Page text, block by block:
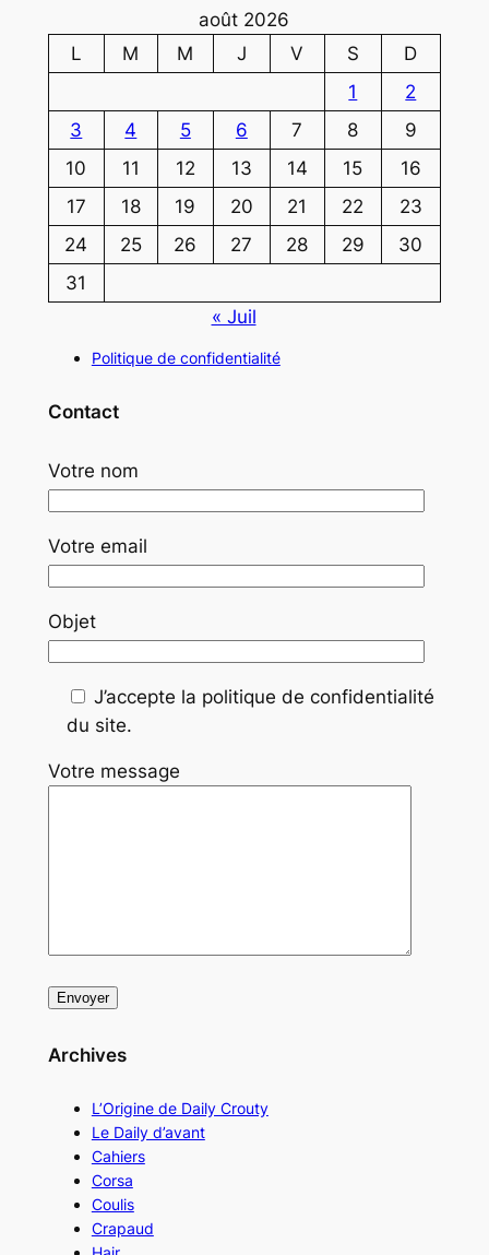
août 2026
L
M M J V S
D
1
2
3
4 5 6 7 8
9
10
11 12 13 14 15
16
17
18 19 20 21 22
23
24
25 26 27 28 29
30
31
« Juil
Politique de confidentialité
Contact
Votre nom
Votre email
Objet
J’accepte la politique de confidentialité
du site.
Votre message
Archives
L’Origine de Daily Crouty
Le Daily d’avant
Cahiers
Corsa
Coulis
Crapaud